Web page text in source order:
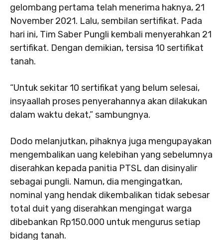
gelombang pertama telah menerima haknya, 21
November 2021. Lalu, sembilan sertifikat. Pada
hari ini, Tim Saber Pungli kembali menyerahkan 21
sertifikat. Dengan demikian, tersisa 10 sertifikat
tanah.
“Untuk sekitar 10 sertifikat yang belum selesai,
insyaallah proses penyerahannya akan dilakukan
dalam waktu dekat,” sambungnya.
Dodo melanjutkan, pihaknya juga mengupayakan
mengembalikan uang kelebihan yang sebelumnya
diserahkan kepada panitia PTSL dan disinyalir
sebagai pungli. Namun, dia mengingatkan,
nominal yang hendak dikembalikan tidak sebesar
total duit yang diserahkan mengingat warga
dibebankan Rp150.000 untuk mengurus setiap
bidang tanah.